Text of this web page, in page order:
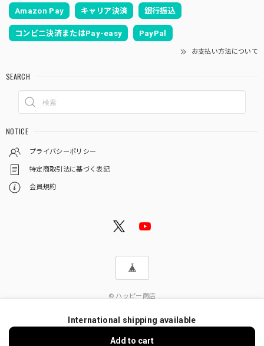
Amazon Pay キャリア決済 銀行振込
コンビニ決済またはPay-easy PayPal
お支払い方法について
SEARCH
NOTICE
プライバシーポリシー
特定商取引法に基づく表記
会員規約
© ハッピー商店
International shipping available
Add to cart